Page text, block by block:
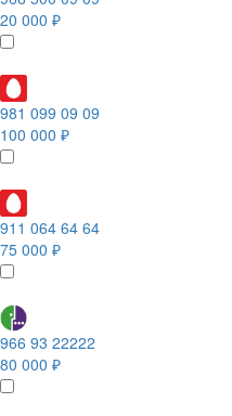
20 000 ₽
981 099 09 09
100 000 ₽
911 064 64 64
75 000 ₽
966 93 22222
80 000 ₽